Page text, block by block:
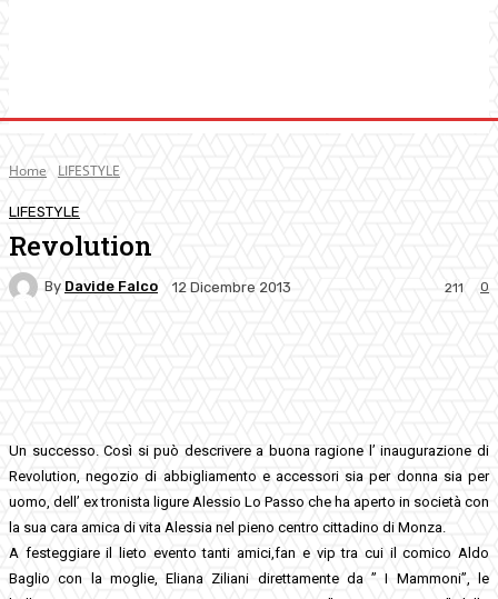
Home LIFESTYLE
LIFESTYLE
Revolution
By Davide Falco 12 Dicembre 2013 0
211
Un successo. Così si può descrivere a buona ragione l’ inaugurazione di
Revolution, negozio di abbigliamento e accessori sia per donna sia per
uomo, dell’ ex tronista ligure Alessio Lo Passo che ha aperto in società con
la sua cara amica di vita Alessia nel pieno centro cittadino di Monza.
A festeggiare il lieto evento tanti amici,fan e vip tra cui il comico Aldo
Baglio con la moglie, Eliana Ziliani direttamente da ” I Mammoni”, le